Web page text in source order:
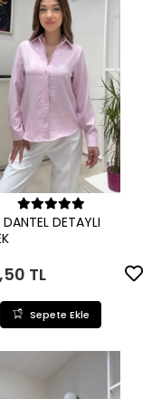
Sepete Ekle
DETAYLI
TL
Sepete Ekle